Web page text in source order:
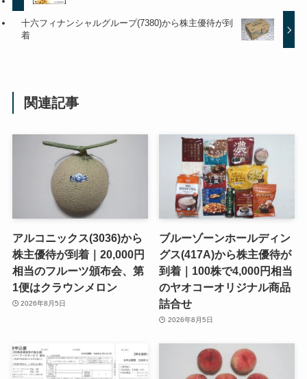
十六フィナンシャルグループ(7380)から株主優待が到
着
関連記事
アルコニックス(3036)から
株主優待が到着｜20,000円
相当のフルーツ頒布会、第
1便はクラウンメロン
2026年8月5日
ブルーゾーンホールディン
グス(417A)から株主優待が
到着｜100株で4,000円相当
のヤオコーオリジナル商品
詰合せ
2026年8月5日